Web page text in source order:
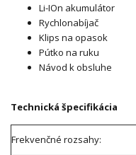
Li-IOn akumulátor
Rychlonabíjač
Klips na opasok
Pútko na ruku
Návod k obsluhe
Technická špecifikácia
Frekvenčné rozsahy: